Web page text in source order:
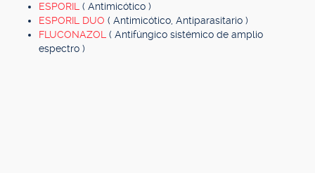
ESPORIL ( Antimicótico )
ESPORIL DUO ( Antimicótico, Antiparasitario )
FLUCONAZOL ( Antifúngico sistémico de amplio
espectro )